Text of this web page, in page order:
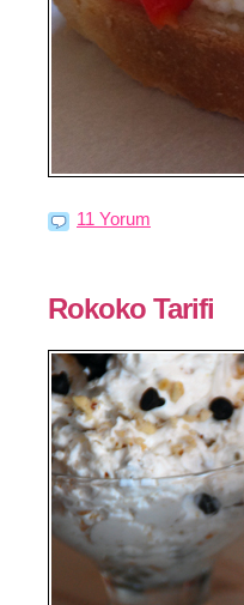
11 Yorum
Rokoko Tarifi